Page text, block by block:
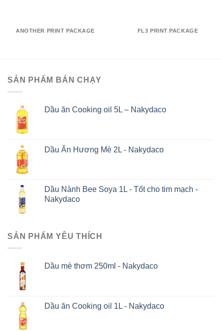
ANOTHER PRINT PACKAGE FL3 PRINT PACKAGE
SẢN PHẨM BÁN CHẠY
Dầu ăn Cooking oil 5L – Nakydaco
Dầu Ăn Hương Mè 2L - Nakydaco
Dầu Nành Bee Soya 1L - Tốt cho tim mạch -
Nakydaco
SẢN PHẨM YÊU THÍCH
Dầu mè thơm 250ml - Nakydaco
Dầu ăn Cooking oil 1L - Nakydaco